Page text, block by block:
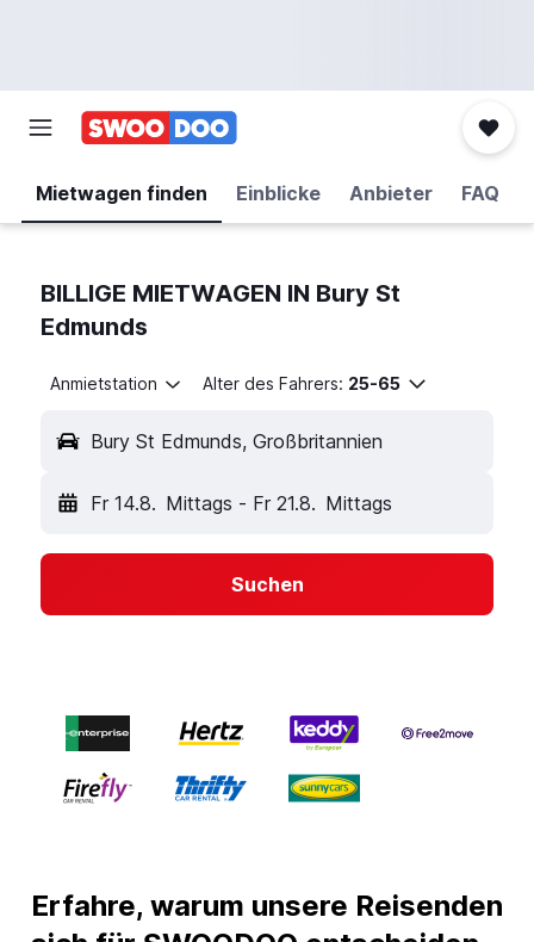
Mietwagen finden Einblicke Anbieter FAQ
BILLIGE MIETWAGEN IN Bury St
Edmunds
Anmietstation Alter des Fahrers: 25-65
Bury St Edmunds, Großbritannien
Fr 14.8. Mittags - Fr 21.8. Mittags
Suchen
Erfahre, warum unsere Reisenden